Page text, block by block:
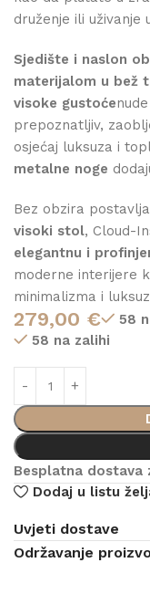
druženje ili uživanje
Sjedište i naslon
materijalom u bež
visoke gustoće
prepoznatljiv,
osjećaj luksuza i
metalne noge
Bez obzira
visoki stol, Cloud-
elegantnu i
moderne interijere
minimalizma i
279,00 €
58
58 na zalihi
Besplatna dostava
Dodaj u listu
Uvjeti dostave
Održavanje